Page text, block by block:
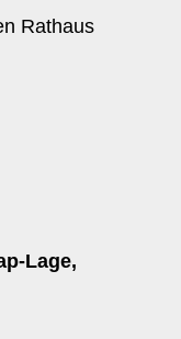
Rathaus
Lage,